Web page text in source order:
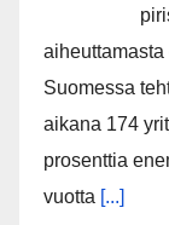
Suomessa
aikana 174
prosenttia
vuotta [...]